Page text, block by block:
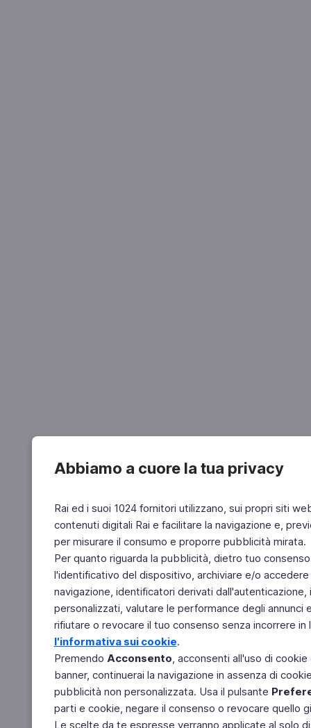
Abbiamo a cuore la tua privacy
Rai ed i suoi 1024 fornitori utilizzano, sui propri siti
contenuti digitali Rai e facilitare la navigazione e,
per misurare il consumo e proporre pubblicità mirata.
Per quanto riguarda la pubblicità, dietro tuo
l'identificativo del dispositivo, archiviare e/o
navigazione, identificatori derivati
personalizzati, valutare le performance degli
rifiutare o revocare il tuo consenso senza incorrere
l'informativa sui cookie.
Premendo Acconsento, acconsenti all'uso di
banner, continuerai la navigazione in assenza di
pubblicità non personalizzata. Usa il pulsante
parti e cookie, negare il consenso o revocare quello
Le scelte da te espresse verranno applicate al solo